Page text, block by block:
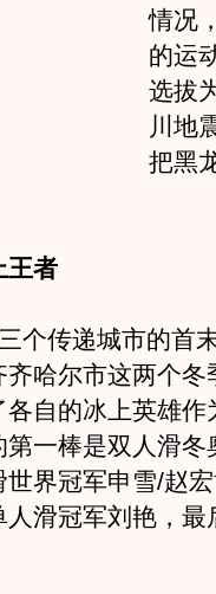
情况
的运
选拔
川地
把黑
王者
传递城市的首
哈尔市这两个冬
自的冰上英雄作
一棒是双人滑冬
界冠军申雪/赵
滑冠军刘艳，最